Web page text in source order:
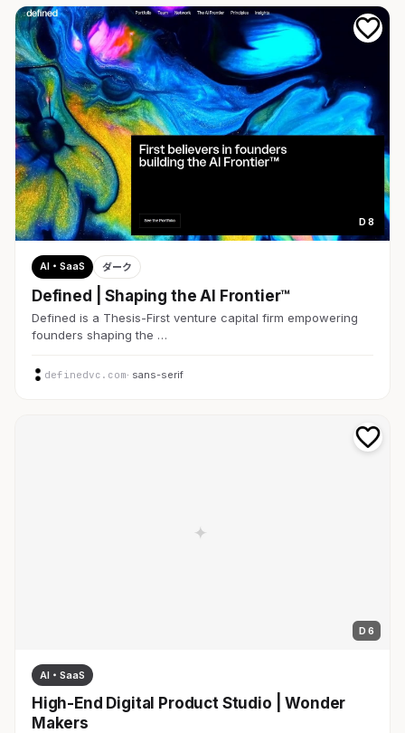
D 8
AI・SaaS ダーク
Defined | Shaping the AI Frontier™
Defined is a Thesis-First venture capital firm empowering
founders shaping the …
definedvc.com· sans-serif
D 6
AI・SaaS
High-End Digital Product Studio | Wonder
Makers